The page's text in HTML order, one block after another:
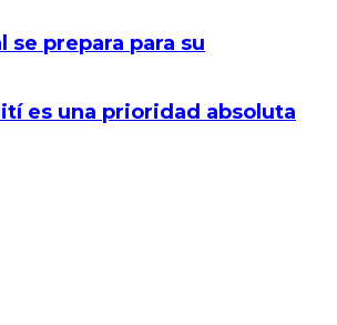
prepara para su
es una prioridad absoluta